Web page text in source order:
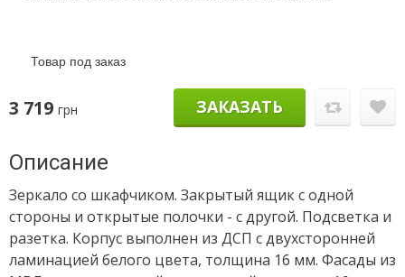
Товар под заказ
3 719 грн ЗАКАЗАТЬ
Описание
Зеркало со шкафчиком. Закрытый ящик с одной
стороны и открытые полочки - с другой. Подсветка и
разетка. Корпус выполнен из ДСП с двухсторонней
ламинацией белого цвета, толщина 16 мм. Фасады из